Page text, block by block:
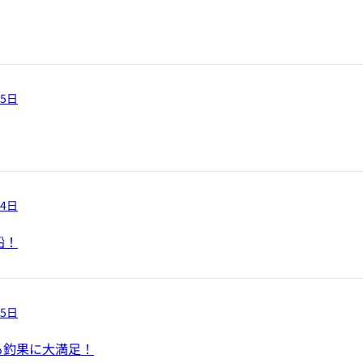
日
日
果に大満足！
日